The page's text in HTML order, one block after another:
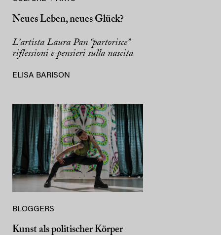
Neues Leben, neues Glück?
L’artista Laura Pan “partorisce”
riflessioni e pensieri sulla nascita
ELISA BARISON
BLOGGERS
Kunst als politischer Körper